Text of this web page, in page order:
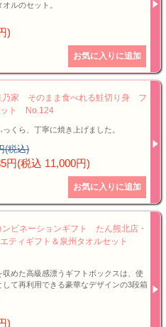
ルのセット。
)
乃家 そのまま食べれる鮭切り身 フ
ット No.124
くら、丁寧に焼き上げました。
(税込)
円(税込 11,000円)
ンビネーションギフト たん熊北店・
ティギフト＆泉州タオルセット
収めた高級感漂うギフトボックスは、使
して再利用できる豪華なデザインの3段箱
)